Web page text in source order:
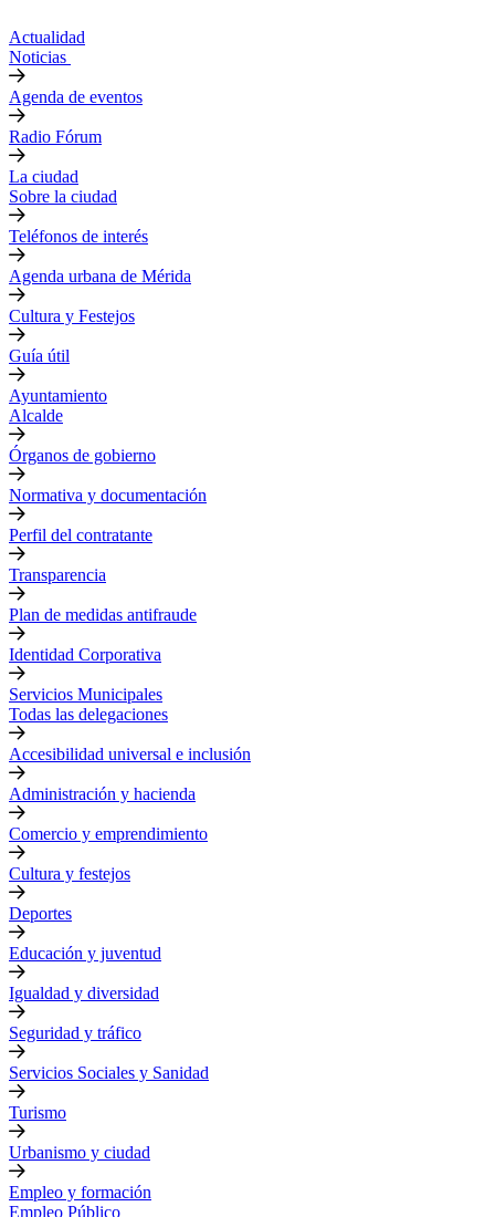
Actualidad
Noticias
Agenda de eventos
Radio Fórum
La ciudad
Sobre la ciudad
Teléfonos de interés
Agenda urbana de Mérida
Cultura y Festejos
Guía útil
Ayuntamiento
Alcalde
Órganos de gobierno
Normativa y documentación
Perfil del contratante
Transparencia
Plan de medidas antifraude
Identidad Corporativa
Servicios Municipales
Todas las delegaciones
Accesibilidad universal e inclusión
Administración y hacienda
Comercio y emprendimiento
Cultura y festejos
Deportes
Educación y juventud
Igualdad y diversidad
Seguridad y tráfico
Servicios Sociales y Sanidad
Turismo
Urbanismo y ciudad
Empleo y formación
Empleo Público